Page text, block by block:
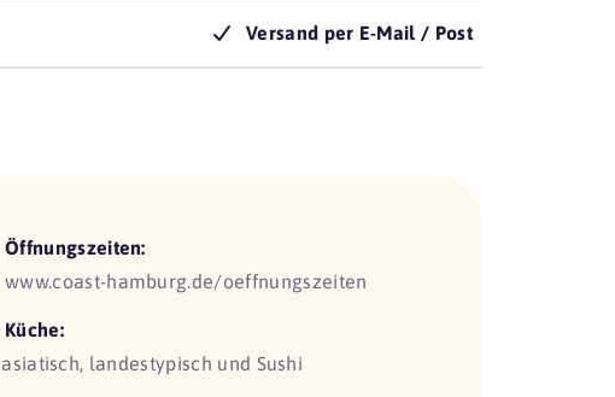
Versand per E-Mail / Post
Öffnungszeiten:
www.coast-hamburg.de/oeffnungszeiten
Küche:
asiatisch, landestypisch und Sushi